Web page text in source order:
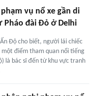
phạm vụ nổ xe gần di
Pháo đài Đỏ ở Delhi
Độ cho biết, người lái chiếc
điểm tham quan nổi tiếng
là bác sĩ đến từ khu vực tranh